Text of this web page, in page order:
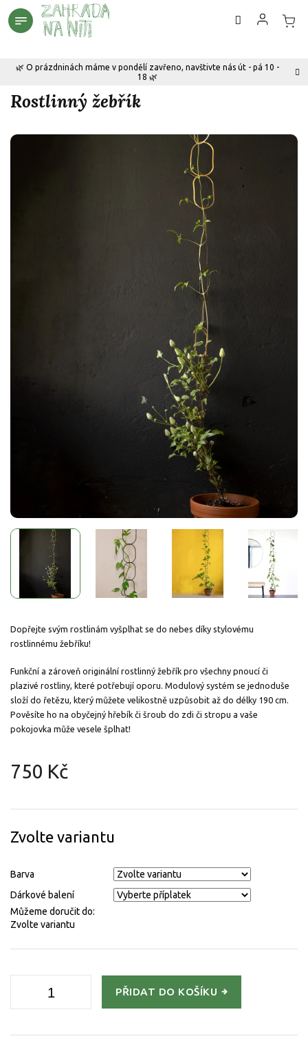
Přejít
na
🌿 O prázdninách máme v pondělí zavřeno, navštivte nás út - pá 10 -
18 🌿
Rostlinný žebřík
750 Kč
cena:
Zvolte variantu
Barva
Dárkové balení
Můžeme doručit do:
Zvolte variantu
PŘIDAT DO KOŠÍKU
Dopřejte svým rostlinám vyšplhat se do nebes díky stylovému
rostlinnému žebříku!
Funkční a zároveň originální rostlinný žebřík pro všechny pnoucí či
plazivé rostliny, které potřebují oporu. Modulový systém se jednoduše
složí do řetězu, který můžete velikostně uzpůsobit až do délky 190 cm.
Pověsíte ho na obyčejný hřebík či šroub do zdi či stropu a vaše
pokojovka může vesele šplhat!